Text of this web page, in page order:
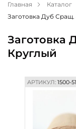
Оплата
Блог
Главная Каталог
Заготовка Дуб Сращ.
Заготовка
Круглый
АРТИКУЛ:1500-